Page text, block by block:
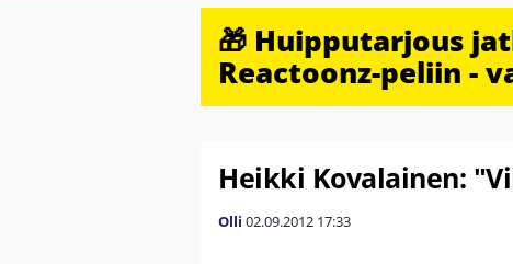
🎁 Huipputarjous
Reactoonz-peliin -
Heikki Kovalainen:
Olli 02.09.2012 17:33